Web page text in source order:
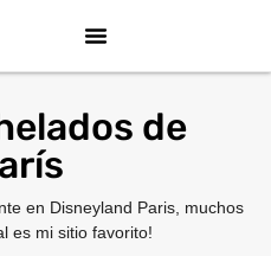
de
en Disneyland Paris, muchos
es mi sitio favorito!